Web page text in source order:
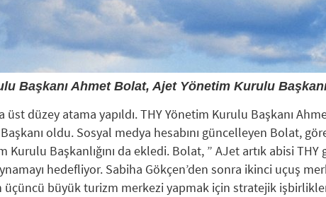
Başkanı Ahmet Bolat, Ajet Yönetim Kurulu
üst düzey atama yapıldı. THY Yönetim Kurulu Başkanı
oldu. Sosyal medya hesabını güncelleyen Bolat,
Kurulu Başkanlığını da ekledi. Bolat, ” AJet artık abisi
hedefliyor. Sabiha Gökçen’den sonra ikinci uçuş
üçüncü büyük turizm merkezi yapmak için stratejik